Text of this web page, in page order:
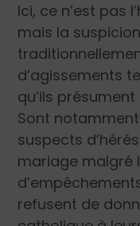
Ici, ce n’est pas
mais la
d’agissements
qu’ils
Sont
suspects
mariage malgré
refusent de